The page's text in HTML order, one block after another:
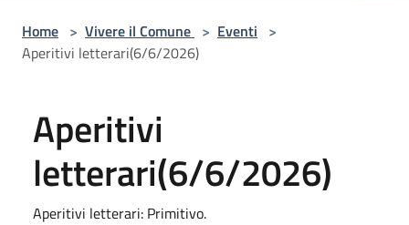
Home > Vivere il Comune > Eventi >
Aperitivi letterari(6/6/2026)
Aperitivi
letterari(6/6/2026)
Aperitivi letterari: Primitivo.